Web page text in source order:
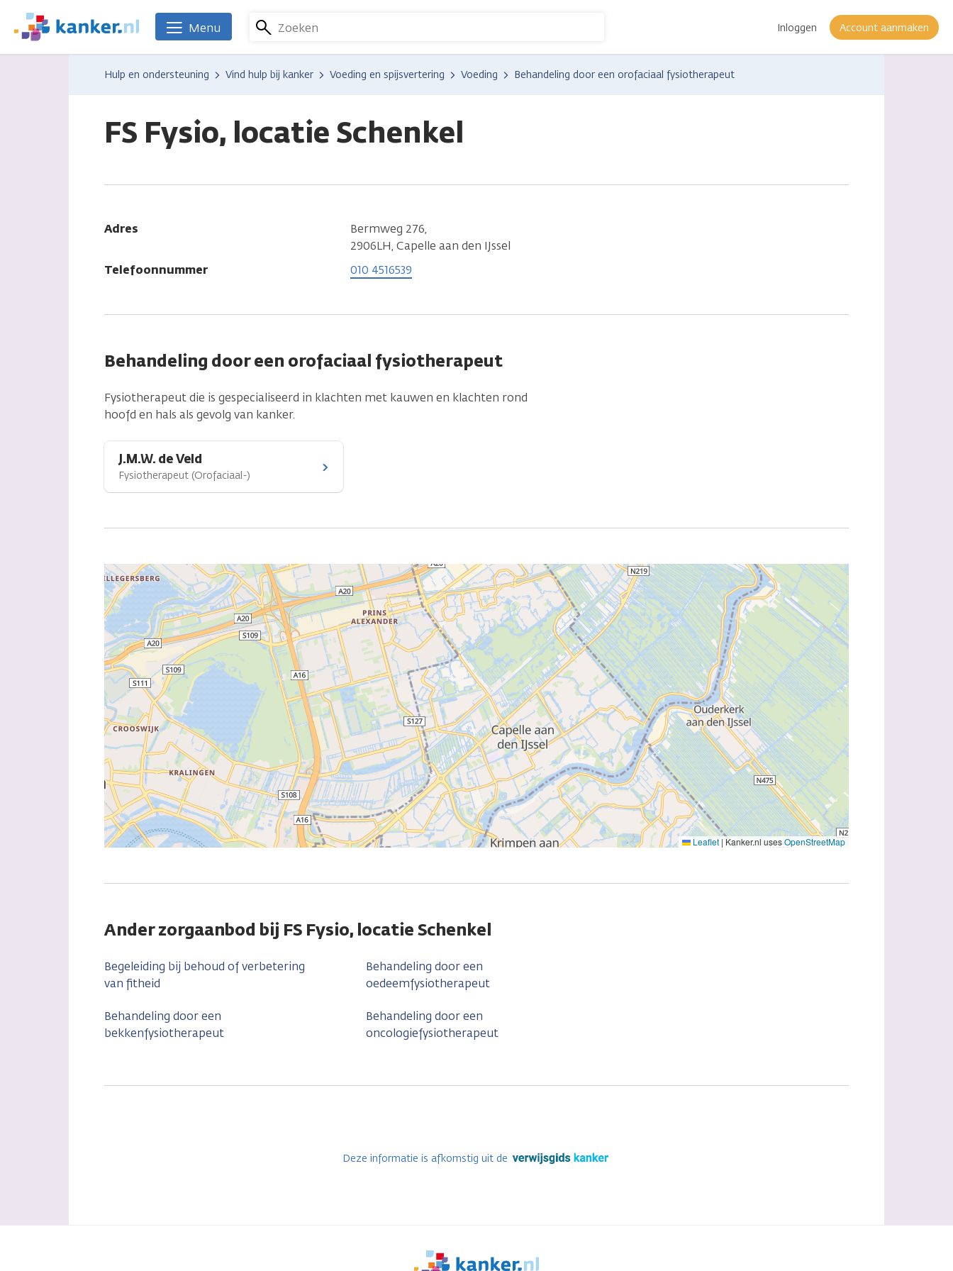
naar
We
zijn
Kanker.nl
Zoeken Inloggen Account aanmaken
Menu
Hulp en ondersteuning Vind hulp bij kanker Voeding en spijsvertering Voeding Behandeling door een orofaciaal fysiotherapeut
FS Fysio, locatie Schenkel
Adres
Bermweg 276,
2906LH, Capelle aan den IJssel
Telefoonnummer
010 4516539
Behandeling door een orofaciaal fysiotherapeut
Fysiotherapeut die is gespecialiseerd in klachten met kauwen en klachten rond
hoofd en hals als gevolg van kanker.
J.M.W. de Veld
Fysiotherapeut (Orofaciaal-)
Leaflet | Kanker.nl usesOpenStreetMap
Ander zorgaanbod bij FS Fysio, locatie Schenkel
Begeleiding bij behoud of verbetering
van fitheid
Behandeling door een
bekkenfysiotherapeut
Behandeling door een
oedeemfysiotherapeut
Behandeling door een
oncologiefysiotherapeut
Deze informatie is afkomstig uit de